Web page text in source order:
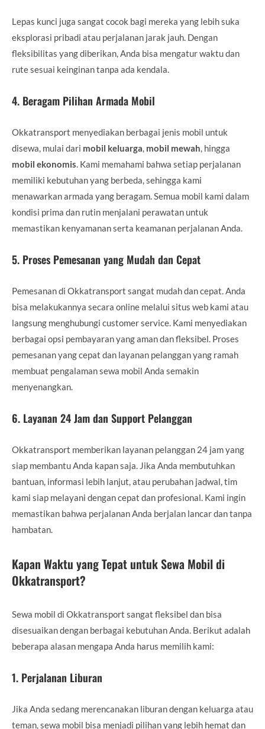
Lepas kunci juga sangat cocok bagi mereka yang lebih suka
eksplorasi pribadi atau perjalanan jarak jauh. Dengan
fleksibilitas yang diberikan, Anda bisa mengatur waktu dan
rute sesuai keinginan tanpa ada kendala.
4. Beragam Pilihan Armada Mobil
Okkatransport menyediakan berbagai jenis mobil untuk
disewa, mulai dari mobil keluarga mobil mewah , hingga
mobil ekonomis . Kami memahami bahwa setiap perjalanan
memiliki kebutuhan yang berbeda, sehingga kami
menawarkan armada yang beragam. Semua mobil kami dalam
kondisi prima dan rutin menjalani perawatan untuk
memastikan kenyamanan serta keamanan perjalanan Anda.
5. Proses Pemesanan yang Mudah dan Cepat
Pemesanan di Okkatransport sangat mudah dan cepat. Anda
bisa melakukannya secara online melalui situs web kami atau
langsung menghubungi customer service. Kami menyediakan
berbagai opsi pembayaran yang aman dan fleksibel. Proses
pemesanan yang cepat dan layanan pelanggan yang ramah
membuat pengalaman sewa mobil Anda semakin
menyenangkan.
6. Layanan 24 Jam dan Support Pelanggan
Okkatransport memberikan layanan pelanggan 24 jam yang
siap membantu Anda kapan saja. Jika Anda membutuhkan
bantuan, informasi lebih lanjut, atau perubahan jadwal, tim
kami siap melayani dengan cepat dan profesional. Kami ingin
memastikan bahwa perjalanan Anda berjalan lancar dan tanpa
hambatan.
Kapan Waktu yang Tepat untuk Sewa Mobil di
Okkatransport?
Sewa mobil di Okkatransport sangat fleksibel dan bisa
disesuaikan dengan berbagai kebutuhan Anda. Berikut adalah
beberapa alasan mengapa Anda harus memilih kami:
1. Perjalanan Liburan
Jika Anda sedang merencanakan liburan dengan keluarga atau
teman, sewa mobil bisa menjadi pilihan yang lebih hemat dan